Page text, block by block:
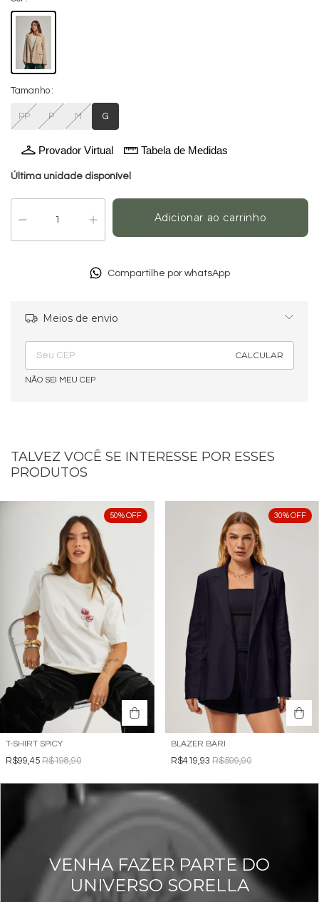
Tamanho
PP P M G
Provador Virtual Tabela de Medidas
Última unidade disponível
Compartilhe por whatsApp
Meios de envio
CALCULAR
NÃO SEI MEU CEP
TALVEZ VOCÊ SE INTERESSE POR ESSES
PRODUTOS
50%OFF
T-SHIRT SPICY
R$99,45 R$198,90
30%OFF
BLAZER BARI
R$419,93 R$599,90
VENHA FAZER PARTE DO
UNIVERSO SORELLA